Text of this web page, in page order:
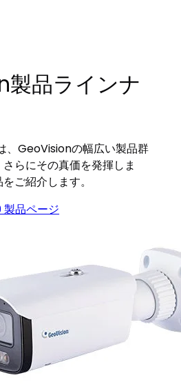
品ラインナ
、GeoVisionの幅広い製品群
らにその真価を発揮しま
ご紹介します。
品ページ